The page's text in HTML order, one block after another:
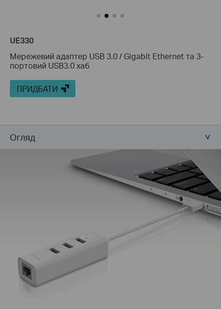
UE330
Мережевий адаптер USB 3.0 / Gigabit Ethernet та 3-
портовий USB3.0 хаб
ПРИДБАТИ
Огляд